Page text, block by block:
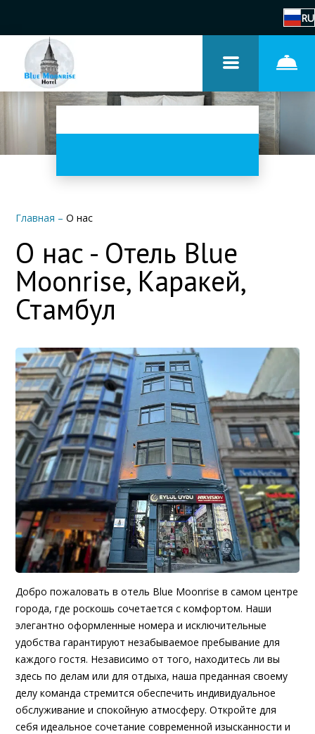
RU
Главная –О нас
О нас - Отель Blue
Moonrise, Каракей,
Стамбул
Добро пожаловать в отель Blue Moonrise в самом центре
города, где роскошь сочетается с комфортом. Наши
элегантно оформленные номера и исключительные
удобства гарантируют незабываемое пребывание для
каждого гостя. Независимо от того, находитесь ли вы
здесь по делам или для отдыха, наша преданная своему
делу команда стремится обеспечить индивидуальное
обслуживание и спокойную атмосферу. Откройте для
себя идеальное сочетание современной изысканности и